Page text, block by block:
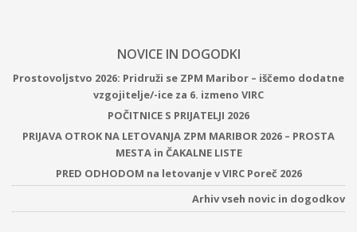
NOVICE IN DOGODKI
Prostovoljstvo 2026: Pridruži se ZPM Maribor – iščemo dodatne
vzgojitelje/-ice za 6. izmeno VIRC
POČITNICE S PRIJATELJI 2026
PRIJAVA OTROK NA LETOVANJA ZPM MARIBOR 2026 – PROSTA
MESTA in ČAKALNE LISTE
PRED ODHODOM na letovanje v VIRC Poreč 2026
Arhiv vseh novic in dogodkov